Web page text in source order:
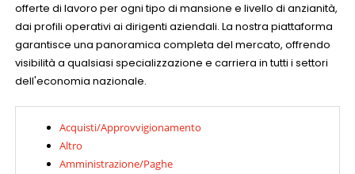
di
lavoro
Carica
il
CV
Login
Lingua
offerte di lavoro per ogni tipo di mansione e livello di anzianità,
dai profili operativi ai dirigenti aziendali. La nostra piattaforma
garantisce una panoramica completa del mercato, offrendo
visibilità a qualsiasi specializzazione e carriera in tutti i settori
dell'economia nazionale.
Acquisti/Approvvigionamento
Altro
Amministrazione/Paghe